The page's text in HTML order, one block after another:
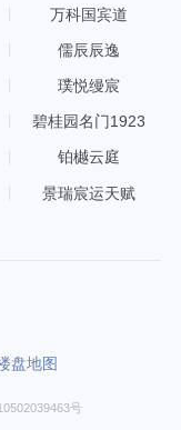
万科国宾道
儒辰辰逸
璞悦缦宸
碧桂园名门1923
铂樾云庭
景瑞宸运天赋
盘地图
号